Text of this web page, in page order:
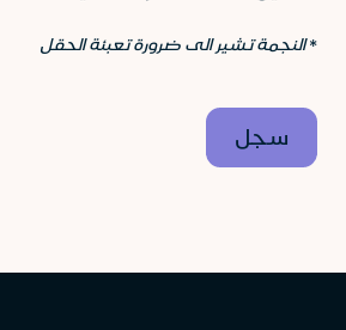
* النجمة تشير الى ضرورة تعبئة الحقل